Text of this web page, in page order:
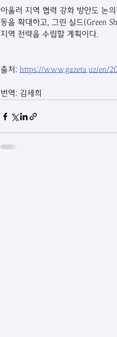
아울러 지역 협력 강화 방안도 논
동을 확대하고, 그린 실드(Green
지역 전략을 수립할 계획이다.
출처: https://www.gazeta.uz/en/
번역: 김세희